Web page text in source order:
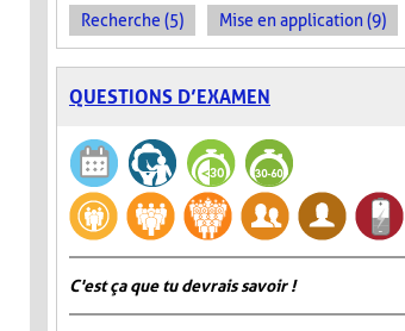
Recherche (5) Mise en application (9)
QUESTIONS D’EXAMEN
C'est ça que tu devrais savoir !